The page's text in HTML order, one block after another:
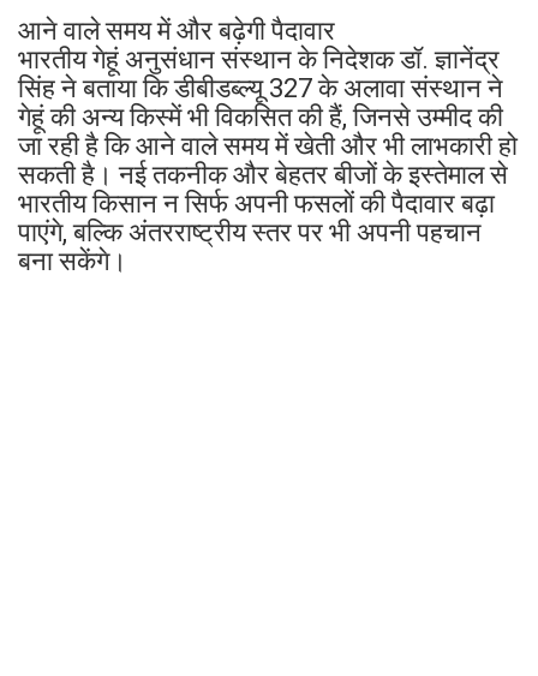
आने वाले समय में और बढ़ेगी पैदावार
भारतीय गेहूं अनुसंधान संस्थान के निदेशक डॉ. ज्ञानेंद्र
सिंह ने बताया कि डीबीडब्ल्यू 327 के अलावा संस्थान ने
गेहूं की अन्य किस्में भी विकसित की हैं, जिनसे उम्मीद की
जा रही है कि आने वाले समय में खेती और भी लाभकारी हो
सकती है। नई तकनीक और बेहतर बीजों के इस्तेमाल से
भारतीय किसान न सिर्फ अपनी फसलों की पैदावार बढ़ा
पाएंगे, बल्कि अंतरराष्ट्रीय स्तर पर भी अपनी पहचान
बना सकेंगे।